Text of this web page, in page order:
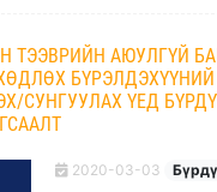
ТЭЭВРИЙН АЮУЛГҮЙ
БҮРЭЛДЭХҮҮНИЙ
СУНГУУЛАХ ҮЕД
2020-03-03